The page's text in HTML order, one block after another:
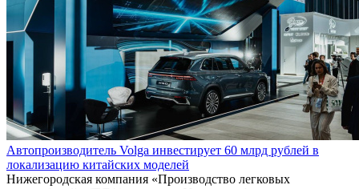
Автопроизводитель Volga инвестирует 60 млрд рублей в
локализацию китайских моделей
Нижегородская компания «Производство легковых